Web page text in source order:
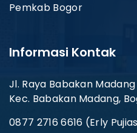
Pemkab Bogor
Informasi Kontak
Jl. Raya Babakan
Kec. Babakan Madang,
0877 2716 6616 (Erly